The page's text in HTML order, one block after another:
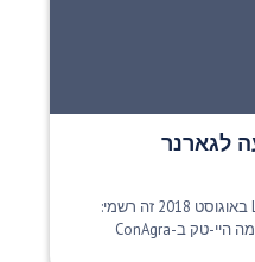
לגארנר
מאת Lauren K. Ohnesorge 10 באוגוסט 2018 זה רשמי:
Project Axis, מתכנן מרכז הגשמה היי-טק ב-ConAgra